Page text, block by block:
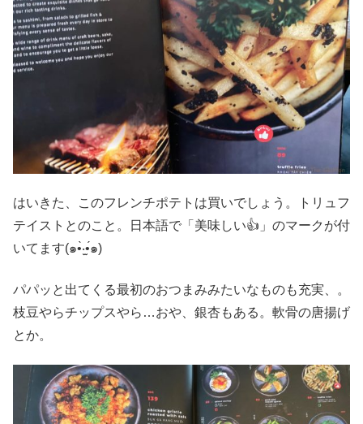
はいきた、このフレンチポテトは買いでしょう。トリュフ
テイストとのこと。日本語で「美味しい👍」のマークが付
いてます(๑•̀‧̫•́๑)
パパッと出てくる最初のおつまみみたいなものも充実、。
枝豆やらチップスやら…おや、銀杏もある。軟骨の唐揚げ
とか。